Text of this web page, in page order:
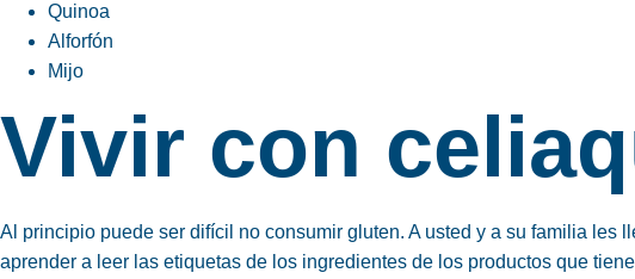
Quinoa
Alforfón
Mijo
Vivir con
Al principio puede ser difícil no consumir gluten. A usted y a su familia les
aprender a leer las etiquetas de los ingredientes de los productos que